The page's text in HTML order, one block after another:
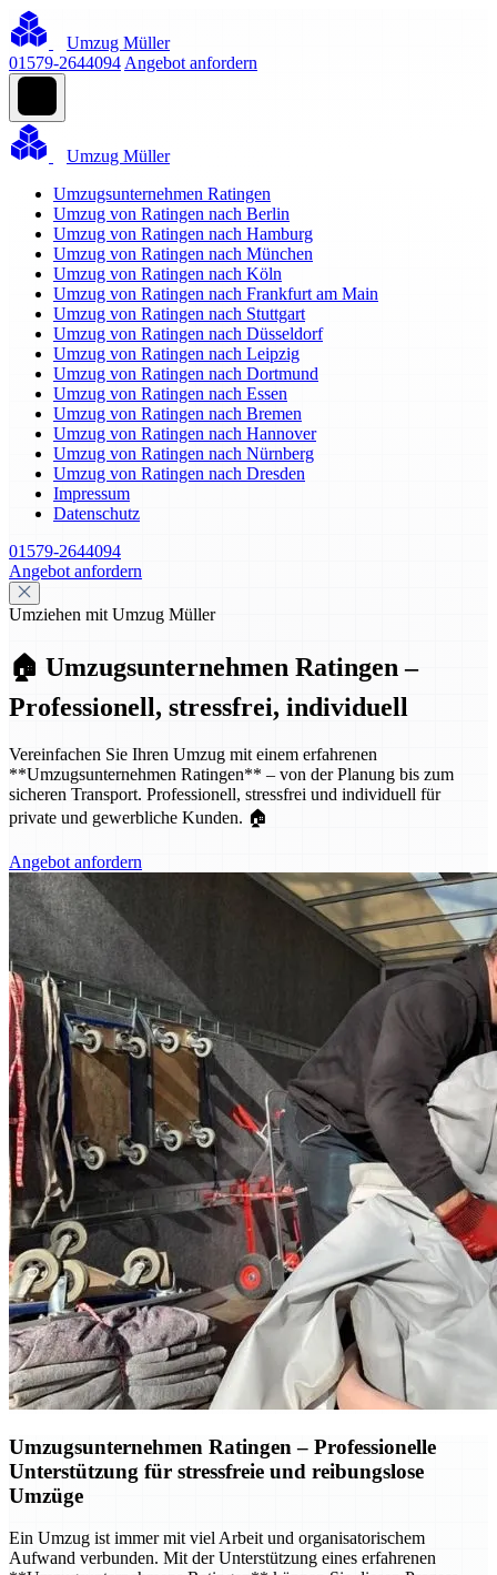
Umzug Müller
01579-2644094 Angebot anfordern
Umzug Müller
Umzugsunternehmen Ratingen
Umzug von Ratingen nach Berlin
Umzug von Ratingen nach Hamburg
Umzug von Ratingen nach München
Umzug von Ratingen nach Köln
Umzug von Ratingen nach Frankfurt am Main
Umzug von Ratingen nach Stuttgart
Umzug von Ratingen nach Düsseldorf
Umzug von Ratingen nach Leipzig
Umzug von Ratingen nach Dortmund
Umzug von Ratingen nach Essen
Umzug von Ratingen nach Bremen
Umzug von Ratingen nach Hannover
Umzug von Ratingen nach Nürnberg
Umzug von Ratingen nach Dresden
Impressum
Datenschutz
01579-2644094
Angebot anfordern
Umziehen mit Umzug Müller
🏠 Umzugsunternehmen Ratingen –
Professionell, stressfrei, individuell
Vereinfachen Sie Ihren Umzug mit einem erfahrenen
**Umzugsunternehmen Ratingen** – von der Planung bis zum
sicheren Transport. Professionell, stressfrei und individuell für
private und gewerbliche Kunden. 🏠
Angebot anfordern
Umzugsunternehmen Ratingen – Professionelle
Unterstützung für stressfreie und reibungslose
Umzüge
Ein Umzug ist immer mit viel Arbeit und organisatorischem
Aufwand verbunden. Mit der Unterstützung eines erfahrenen